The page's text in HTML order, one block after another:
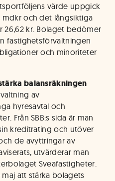
värde uppgick
mdkr och det långsiktiga
26,62 kr. Bolaget bedömer
fastighetsförvaltningen
och minoriteter
balansräkningen
av
hyresavtal och
Från SBB:s sida är man
kreditrating och utöver
de avyttringar av
utvärderar man
Sveafastigheter.
maj att stärka bolagets